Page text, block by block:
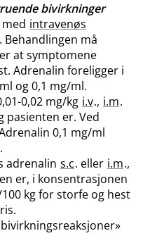
bivirkninger
intravenøs
må
at symptomene
Adrenalin foreligger i
og 0,1 mg​/​ml.
0,02 mg/kg i.v., i.m.
pasienten er. Ved
0,1 mg/ml
adrenalin s.c. eller i.m.,
er, i konsentrasjonen
kg for storfe og hest